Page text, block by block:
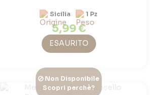
Sicilia 1 Pz
5,99 €
ESAURITO
Non Disponibile
Scopri perchè?